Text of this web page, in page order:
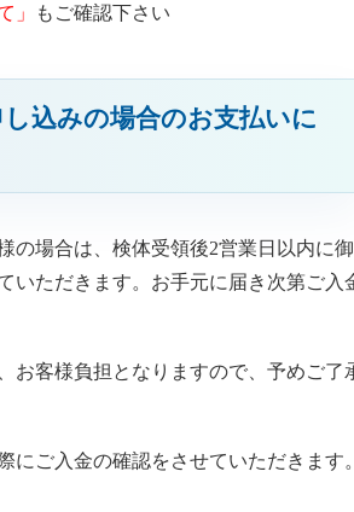
」
もご確認下さい
込みの場合のお支払いに
の場合は、検体受領後2営業日以内に御
いただきます。お手元に届き次第ご入
お客様負担となりますので、予めご了
にご入金の確認をさせていただきます